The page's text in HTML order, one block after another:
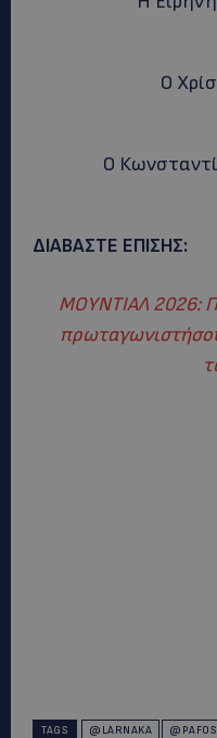
Ο
Ο
ΔΙΑΒΑΣΤΕ ΕΠΙΣΗΣ:
MΟΥΝΤΙΑΛ 2026:
TAGS @LARNAKA @PAFOS